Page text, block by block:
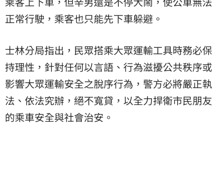
正常行駛，乘客也只能先下車躲避。
士林分局指出，民眾搭乘大眾運輸工具時務必保
持理性，針對任何以言語、行為滋擾公共秩序或
影響大眾運輸安全之脫序行為，警方必將嚴正執
法、依法究辦，絕不寬貸，以全力捍衛市民朋友
的乘車安全與社會治安。